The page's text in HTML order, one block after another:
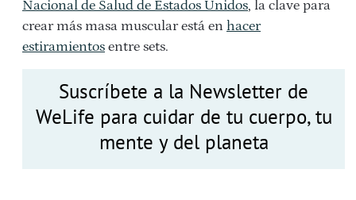
Nacional de Salud de Estados Unidos, la clave para
crear más masa muscular está en hacer
estiramientos entre sets.
Suscríbete a la Newsletter de
WeLife para cuidar de tu cuerpo, tu
mente y del planeta